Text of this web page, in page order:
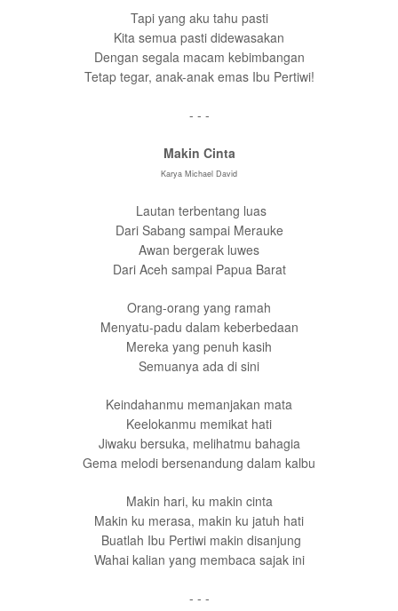
Tapi yang aku tahu pasti
Kita semua pasti didewasakan
Dengan segala macam kebimbangan
Tetap tegar, anak-anak emas Ibu Pertiwi!
- - -
Makin Cinta
Karya Michael David
Lautan terbentang luas
Dari Sabang sampai Merauke
Awan bergerak luwes
Dari Aceh sampai Papua Barat
Orang-orang yang ramah
Menyatu-padu dalam keberbedaan
Mereka yang penuh kasih
Semuanya ada di sini
Keindahanmu memanjakan mata
Keelokanmu memikat hati
Jiwaku bersuka, melihatmu bahagia
Gema melodi bersenandung dalam kalbu
Makin hari, ku makin cinta
Makin ku merasa, makin ku jatuh hati
Buatlah Ibu Pertiwi makin disanjung
Wahai kalian yang membaca sajak ini
- - -